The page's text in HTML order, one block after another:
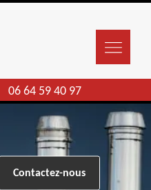
06 64 59 40 97
Contactez-nous